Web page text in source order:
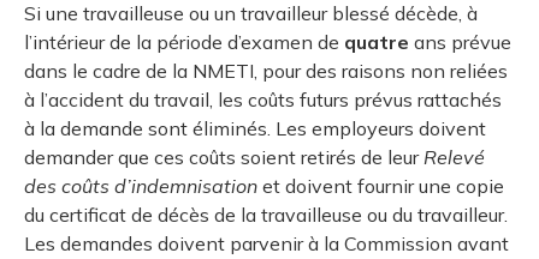
Si une travailleuse ou un travailleur blessé décède, à
l’intérieur de la période d’examen de quatre ans prévue
dans le cadre de la NMETI, pour des raisons non reliées
à l’accident du travail, les coûts futurs prévus rattachés
à la demande sont éliminés. Les employeurs doivent
demander que ces coûts soient retirés de leurRelevé
des coûts d’indemnisation et doivent fournir une copie
du certificat de décès de la travailleuse ou du travailleur.
Les demandes doivent parvenir à la Commission avant